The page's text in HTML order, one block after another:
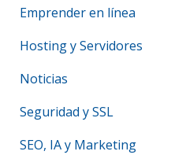
Emprender en línea
Hosting y Servidores
Noticias
Seguridad y SSL
SEO, IA y Marketing